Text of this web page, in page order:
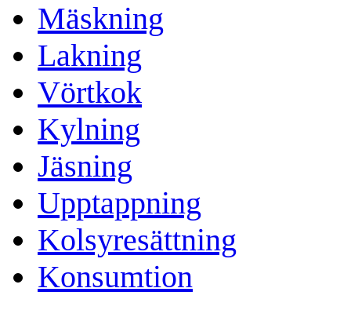
Mäskning
Lakning
Vörtkok
Kylning
Jäsning
Upptappning
Kolsyresättning
Konsumtion